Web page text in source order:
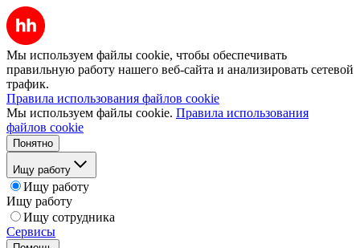
Мы используем файлы cookie, чтобы обеспечивать
правильную работу нашего веб-сайта и анализировать сетевой
трафик.
Правила использования файлов cookie
Мы используем файлы cookie. Правила использования
файлов cookie
Понятно
Ищу работу
Ищу работу
Ищу работу
Ищу сотрудника
Сервисы